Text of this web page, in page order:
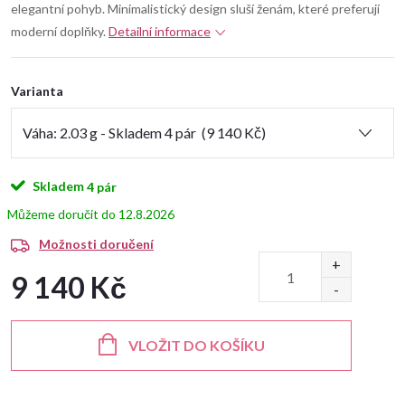
elegantní pohyb. Minimalistický design sluší ženám, které preferují
moderní doplňky. Detailní informace
Varianta
Skladem4 pár
12.8.2026
Možnosti doručení
9 140 Kč
VLOŽIT DO KOŠÍKU